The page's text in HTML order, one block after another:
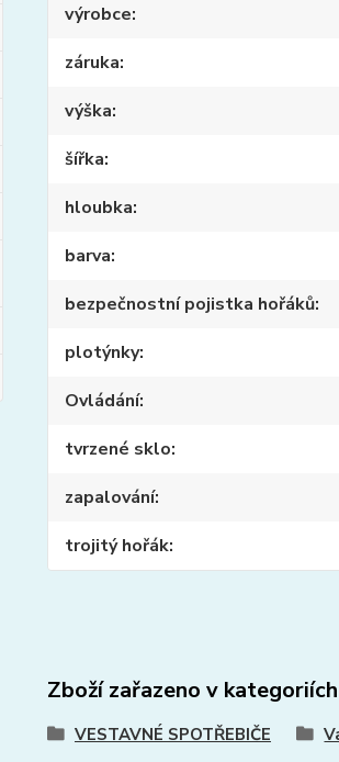
výrobce
záruka
výška
šířka
hloubka
barva
bezpečnostní pojistka hořáků
plotýnky
Ovládání
tvrzené sklo
zapalování
trojitý hořák
Zboží zařazeno v kategoriích
VESTAVNÉ SPOTŘEBIČE